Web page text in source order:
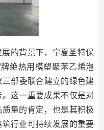
的背景下，宁夏圣特保
绝热用模塑聚苯乙烯泡
部委联合建立的绿色建
这一重要成果不仅是对
量的肯定，也是其积极
行业可持续发展的重要